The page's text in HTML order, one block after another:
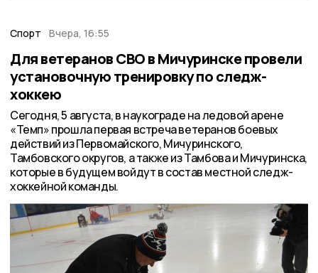
Спорт Вчера, 16:55
Для ветеранов СВО в Мичуринске провели
установочную тренировку по следж-
хоккею
Сегодня, 5 августа, в наукограде на ледовой арене
«Темп» прошла первая встреча ветеранов боевых
действий из Первомайского, Мичуринского,
Тамбовского округов, а также из Тамбова и Мичуринска,
которые в будущем войдут в состав местной следж-
хоккейной команды.